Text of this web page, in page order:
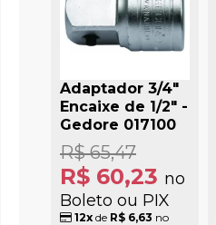
Adaptador 3/4"
Encaixe de 1/2" -
Gedore 017100
R$ 60,23 no
Boleto ou PIX
R$ 65,47
12x de R$ 6,63 no